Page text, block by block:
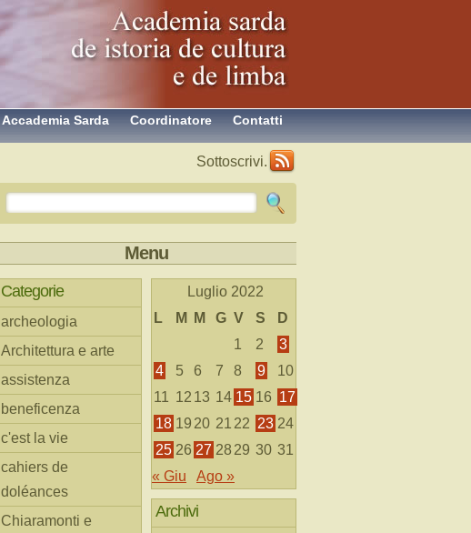
Contatti
Coordinatore
Accademia Sarda
Sottoscrivi.
Menu
Categorie
archeologia
Architettura e arte
assistenza
beneficenza
c'est la vie
cahiers de
doléances
Chiaramonti e
Luglio 2022
L
M M G V S
D
1
2
3
4
5 6 7 8 9
10
11 12 13 14 15 16 17
18 19 20 21 22 23 24
25 26 27 28 29 30 31
« Giu
Ago »
Archivi